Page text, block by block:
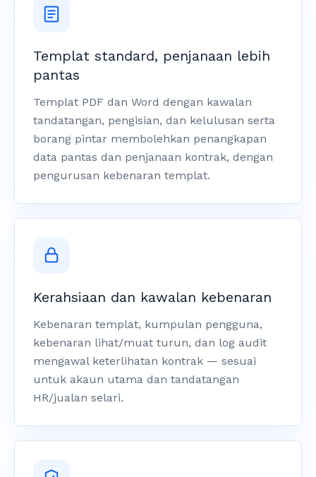
Templat standard, penjanaan lebih
pantas
Templat PDF dan Word dengan kawalan
tandatangan, pengisian, dan kelulusan serta
borang pintar membolehkan penangkapan
data pantas dan penjanaan kontrak, dengan
pengurusan kebenaran templat.
Kerahsiaan dan kawalan kebenaran
Kebenaran templat, kumpulan pengguna,
kebenaran lihat/muat turun, dan log audit
mengawal keterlihatan kontrak — sesuai
untuk akaun utama dan tandatangan
HR/jualan selari.